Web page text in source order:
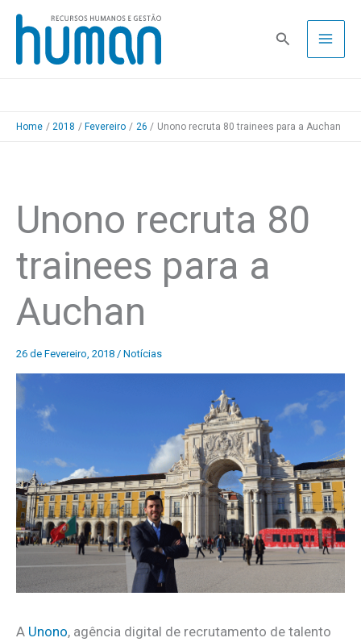
Skip
content
Pesquisa
Home 2018 Fevereiro 26 Unono recruta 80 trainees para a Auchan
Unono recruta 80
trainees para a
Auchan
26 de Fevereiro, 2018 / Notícias
A Unono, agência digital de recrutamento de talento